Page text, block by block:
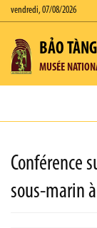
vendredi, 07/08/2026
BẢO
MUSÉE
Conférence
sous-marin